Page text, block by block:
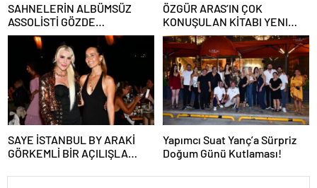
SAHNELERİN ALBÜMSÜZ
ASSOLİSTİ GÖZDE
DEMİRBİLEK, NR1
MAGAZİN’DE: “SON ASSOLİST
OLARAK VAR OLACAĞIM!”
ÖZGÜR ARAS’IN ÇOK
KONUŞULAN KİTABI YENI
BASKISINI TITANIC LUXURY
COLLECTION BODRUM’DA
KUTLADI
SAYE İSTANBUL BY ARAKİ
GÖRKEMLİ BİR AÇILIŞLA
Yapımcı Suat Yanç’a Sürpriz
Doğum Günü Kutlaması!